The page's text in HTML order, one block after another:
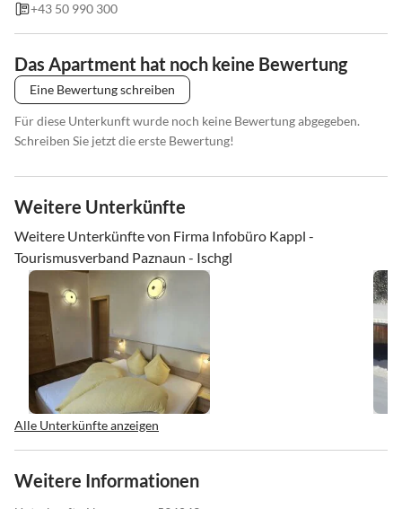
+43 50 990 300
Das Apartment hat noch keine Bewertung
Eine Bewertung schreiben
Für diese Unterkunft wurde noch keine Bewertung abgegeben.
Schreiben Sie jetzt die erste Bewertung!
Weitere Unterkünfte
Weitere Unterkünfte von Firma Infobüro Kappl -
Tourismusverband Paznaun - Ischgl
Alle Unterkünfte anzeigen
Weitere Informationen